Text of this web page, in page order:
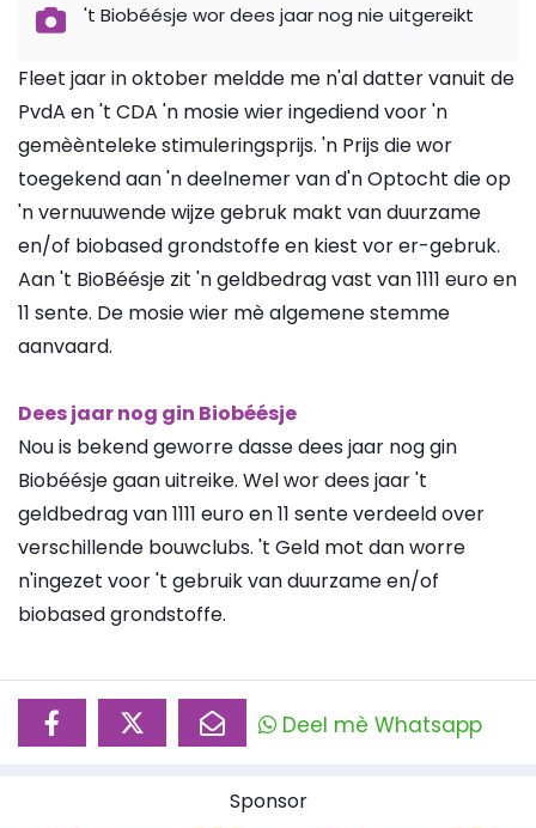
't Biobéésje wor dees jaar nog nie uitgereikt
Fleet jaar in oktober meldde me n'al datter vanuit de
PvdA en 't CDA 'n mosie wier ingediend voor 'n
gemèènteleke stimuleringsprijs. 'n Prijs die wor
toegekend aan 'n deelnemer van d'n Optocht die op
'n vernuuwende wijze gebruk makt van duurzame
en/of biobased grondstoffe en kiest vor er-gebruk.
Aan 't BioBéésje zit 'n geldbedrag vast van 1111 euro en
11 sente. De mosie wier mè algemene stemme
aanvaard.
Dees jaar nog gin Biobéésje
Nou is bekend geworre dasse dees jaar nog gin
Biobéésje gaan uitreike. Wel wor dees jaar 't
geldbedrag van 1111 euro en 11 sente verdeeld over
verschillende bouwclubs. 't Geld mot dan worre
n'ingezet voor 't gebruik van duurzame en/of
biobased grondstoffe.
Deel mè Whatsapp
Sponsor